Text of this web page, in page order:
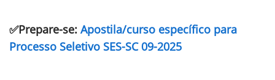
✅Prepare-se: Apostila/curso específico para
Processo Seletivo SES-SC 09-2025